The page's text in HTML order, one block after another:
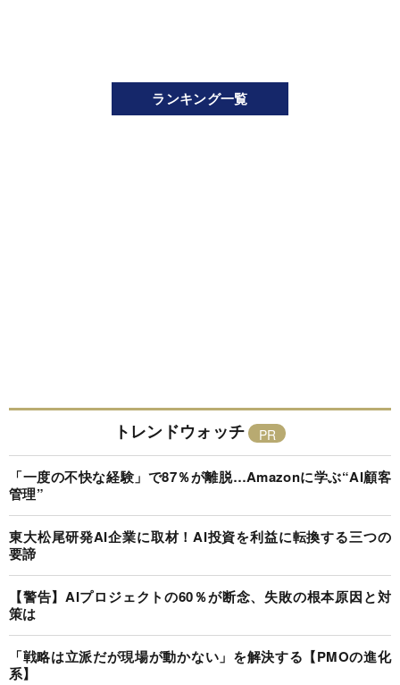
ランキング一覧
トレンドウォッチ
「一度の不快な経験」で87％が離脱…Amazonに学ぶ“AI顧客
管理”
東大松尾研発AI企業に取材！AI投資を利益に転換する三つの
要諦
【警告】AIプロジェクトの60％が断念、失敗の根本原因と対
策は
「戦略は立派だが現場が動かない」を解決する【PMOの進化
系】